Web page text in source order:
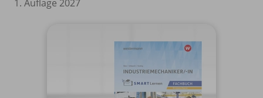
1. Auflage 2027